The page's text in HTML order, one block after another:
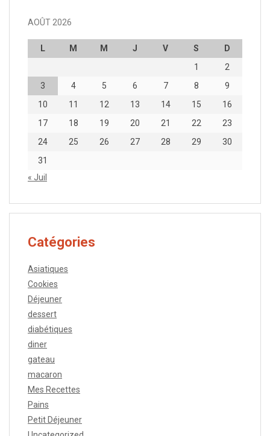
AOÛT 2026
L M M J V S
D
1
2
3
4 5 6 7 8
9
10
11 12 13 14 15
16
17
18 19 20 21 22
23
24
25 26 27 28 29
30
31
« Juil
Catégories
Asiatiques
Cookies
Déjeuner
dessert
diabétiques
diner
gateau
macaron
Mes Recettes
Pains
Petit Déjeuner